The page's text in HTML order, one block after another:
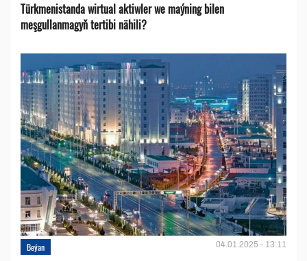
Türkmenistanda wirtual aktiwler we maýning bilen
meşgullanmagyň tertibi nähili?
Beýan 04.01.2025 - 13:11